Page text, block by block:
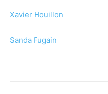
Xavier Houillon
Sanda Fugain